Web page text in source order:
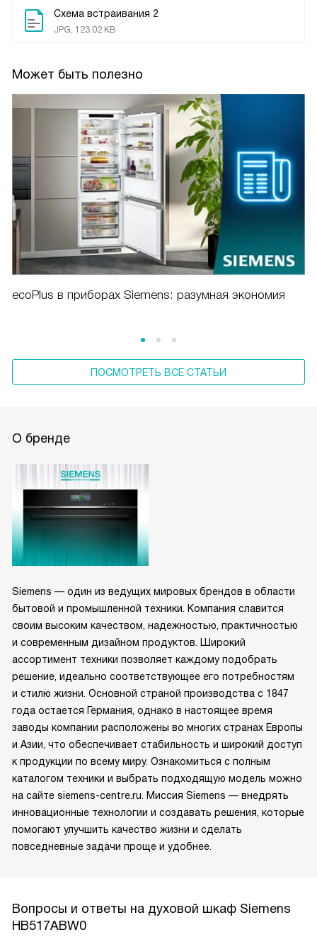
Схема встраивания 2
JPG, 123.02 KB
Может быть полезно
ecoPlus в приборах Siemens: разумная экономия
ПОСМОТРЕТЬ ВСЕ СТАТЬИ
О бренде
Siemens — один из ведущих мировых брендов в области
бытовой и промышленной техники. Компания славится
своим высоким качеством, надежностью, практичностью
и современным дизайном продуктов. Широкий
ассортимент техники позволяет каждому подобрать
решение, идеально соответствующее его потребностям
и стилю жизни. Основной страной производства с 1847
года остается Германия, однако в настоящее время
заводы компании расположены во многих странах Европы
и Азии, что обеспечивает стабильность и широкий доступ
к продукции по всему миру. Ознакомиться с полным
каталогом техники и выбрать подходящую модель можно
на сайте siemens-centre.ru. Миссия Siemens — внедрять
инновационные технологии и создавать решения, которые
помогают улучшить качество жизни и сделать
повседневные задачи проще и удобнее.
Вопросы и ответы на духовой шкаф Siemens
HB517ABW0